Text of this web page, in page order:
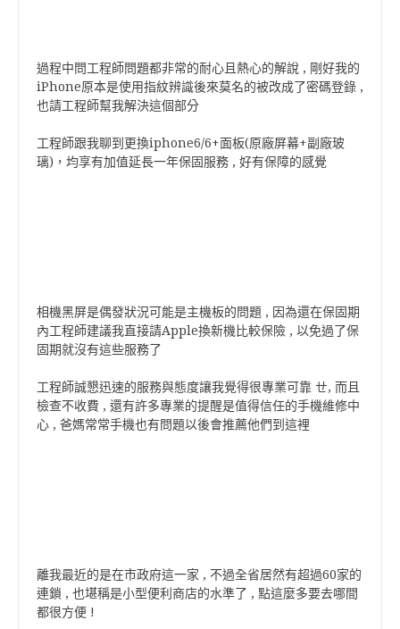
過程中問工程師問題都非常的耐心且熱心的解說 , 剛好我的
iPhone原本是使用指紋辨識後來莫名的被改成了密碼登錄 ,
也請工程師幫我解決這個部分
工程師跟我聊到更換iphone6/6+面板(原廠屏幕+副廠玻
璃)，均享有加值延長一年保固服務 , 好有保障的感覺
相機黑屏是偶發狀況可能是主機板的問題 , 因為還在保固期
內工程師建議我直接請Apple換新機比較保險 , 以免過了保
固期就沒有這些服務了
工程師誠懇迅速的服務與態度讓我覺得很專業可靠 ㄝ, 而且
檢查不收費 , 還有許多專業的提醒是值得信任的手機維修中
心 , 爸媽常常手機也有問題以後會推薦他們到這裡
離我最近的是在市政府這一家 , 不過全省居然有超過60家的
連鎖 , 也堪稱是小型便利商店的水準了 , 點這麼多要去哪間
都很方便 !